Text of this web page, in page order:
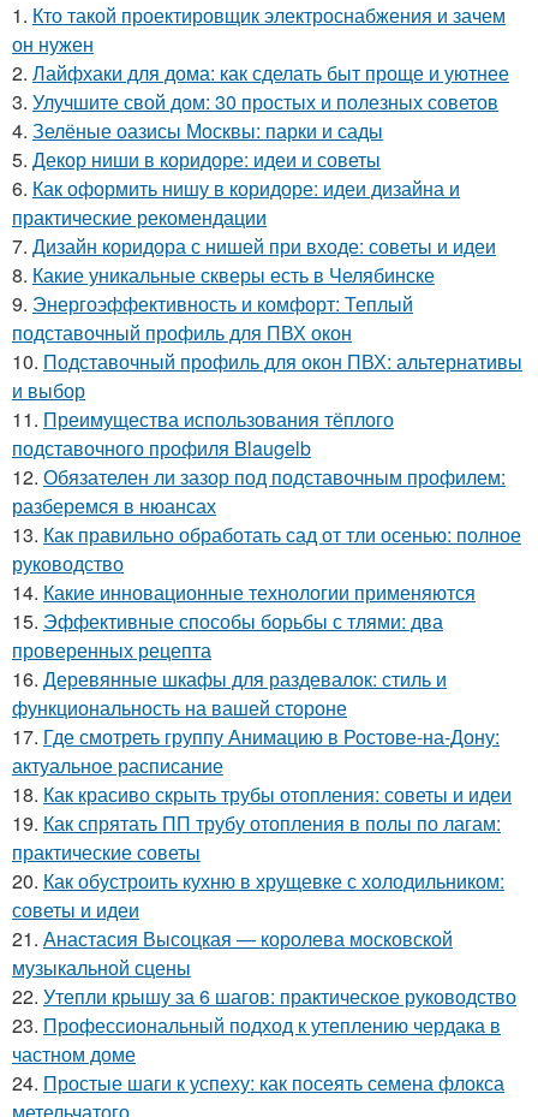
1. Кто такой проектировщик электроснабжения и зачем
он нужен
2. Лайфхаки для дома: как сделать быт проще и уютнее
3. Улучшите свой дом: 30 простых и полезных советов
4. Зелёные оазисы Москвы: парки и сады
5. Декор ниши в коридоре: идеи и советы
6. Как оформить нишу в коридоре: идеи дизайна и
практические рекомендации
7. Дизайн коридора с нишей при входе: советы и идеи
8. Какие уникальные скверы есть в Челябинске
9. Энергоэффективность и комфорт: Теплый
подставочный профиль для ПВХ окон
10. Подставочный профиль для окон ПВХ: альтернативы
и выбор
11. Преимущества использования тёплого
подставочного профиля Blaugelb
12. Обязателен ли зазор под подставочным профилем:
разберемся в нюансах
13. Как правильно обработать сад от тли осенью: полное
руководство
14. Какие инновационные технологии применяются
15. Эффективные способы борьбы с тлями: два
проверенных рецепта
16. Деревянные шкафы для раздевалок: стиль и
функциональность на вашей стороне
17. Где смотреть группу Анимацию в Ростове-на-Дону:
актуальное расписание
18. Как красиво скрыть трубы отопления: советы и идеи
19. Как спрятать ПП трубу отопления в полы по лагам:
практические советы
20. Как обустроить кухню в хрущевке с холодильником:
советы и идеи
21. Анастасия Высоцкая — королева московской
музыкальной сцены
22. Утепли крышу за 6 шагов: практическое руководство
23. Профессиональный подход к утеплению чердака в
частном доме
24. Простые шаги к успеху: как посеять семена флокса